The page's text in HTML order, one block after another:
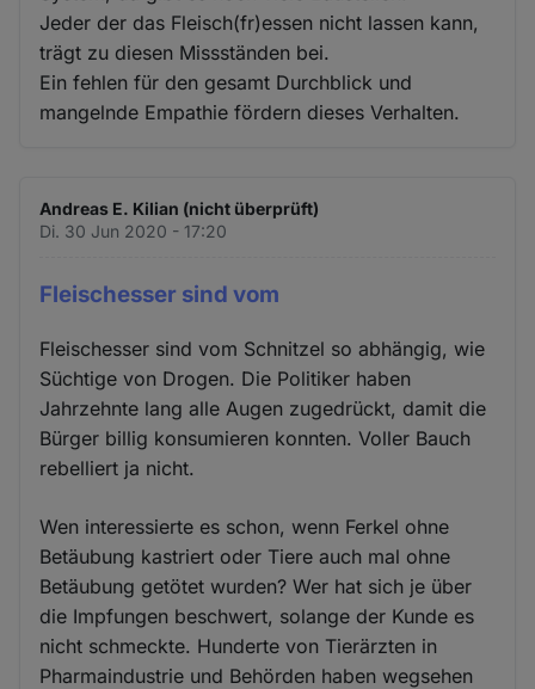
Jeder der das Fleisch(fr)essen nicht lassen kann,
trägt zu diesen Missständen bei.
Ein fehlen für den gesamt Durchblick und
mangelnde Empathie fördern dieses Verhalten.
Andreas E. Kilian (nicht überprüft)
Di. 30 Jun 2020 - 17:20
Fleischesser sind vom
Fleischesser sind vom Schnitzel so abhängig, wie
Süchtige von Drogen. Die Politiker haben
Jahrzehnte lang alle Augen zugedrückt, damit die
Bürger billig konsumieren konnten. Voller Bauch
rebelliert ja nicht.
Wen interessierte es schon, wenn Ferkel ohne
Betäubung kastriert oder Tiere auch mal ohne
Betäubung getötet wurden? Wer hat sich je über
die Impfungen beschwert, solange der Kunde es
nicht schmeckte. Hunderte von Tierärzten in
Pharmaindustrie und Behörden haben wegsehen